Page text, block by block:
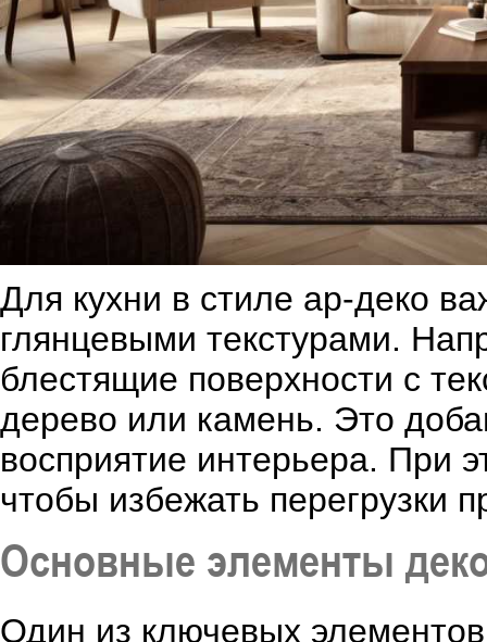
Для кухни в стиле ар-деко
глянцевыми текстурами.
блестящие поверхности с
дерево или камень. Это
восприятие интерьера. При
чтобы избежать перегрузки
Основные элементы
Один из ключевых